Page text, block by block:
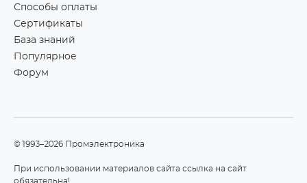
Способы оплаты
Сертификаты
База знаний
Популярное
Форум
©1993–2026 Промэлектроника
При использовании материалов сайта ссылка на сайт
обязательна!